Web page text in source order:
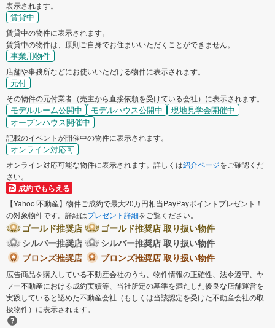
表示されます。
賃貸中
賃貸中の物件に表示されます。
賃貸中の物件は、原則ご自身でお住まいいただくことができません。
事業用物件
店舗や事務所などにお使いいただける物件に表示されます。
元付
その物件の元付業者（売主から直接依頼を受けている会社）に表示されます。
モデルルーム公開中 モデルハウス公開中
現地見学会開催中
オープンハウス開催中
記載のイベントが開催中の物件に表示されます。
オンライン対応可
オンライン対応可能な物件に表示されます。詳しくは紹介ページをご確認くだ
さい。
成約でもらえる
【Yahoo!不動産】物件ご成約で最大20万円相当PayPayポイントプレゼント！
の対象物件です。詳細はプレゼント詳細をご覧ください。
ゴールド推奨店
ゴールド推奨店 取り扱い物件
シルバー推奨店
シルバー推奨店 取り扱い物件
ブロンズ推奨店
ブロンズ推奨店 取り扱い物件
広告商品を購入している不動産会社のうち、物件情報の正確性、法令遵守、ヤ
フー不動産における成約実績等、当社所定の基準を満たした優良な店舗運営を
実践していると認めた不動産会社（もしくは当該認定を受けた不動産会社の取
扱物件）に表示されます。